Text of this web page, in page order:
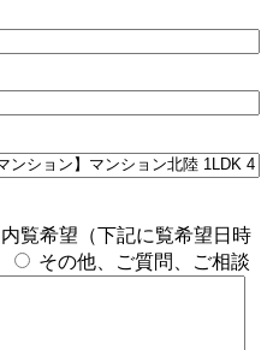
内覧希望（下記に覧希望日時
その他、ご質問、ご相談